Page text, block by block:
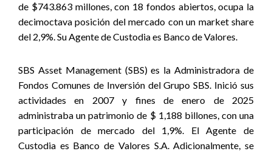
de $743.863 millones, con 18 fondos abiertos, ocupa la
decimoctava posición del mercado con un market share
del 2,9%. Su Agente de Custodia es Banco de Valores.
SBS Asset Management (SBS) es la Administradora de
Fondos Comunes de Inversión del Grupo SBS. Inició sus
actividades en 2007 y fines de enero de 2025
administraba un patrimonio de $ 1,188 billones, con una
participación de mercado del 1,9%. El Agente de
Custodia es Banco de Valores S.A. Adicionalmente, se